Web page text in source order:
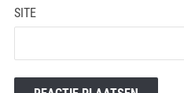
SITE